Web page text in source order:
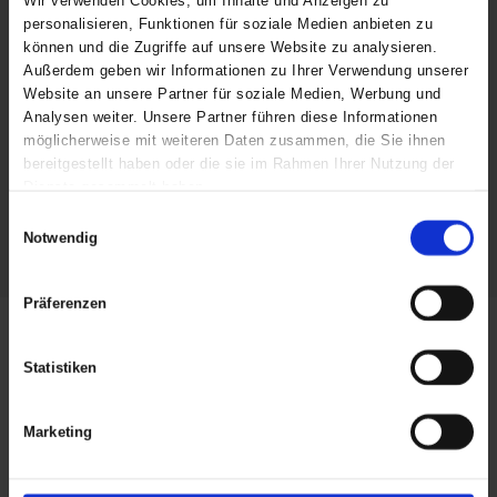
personalisieren, Funktionen für soziale Medien anbieten zu
können und die Zugriffe auf unsere Website zu analysieren.
Außerdem geben wir Informationen zu Ihrer Verwendung unserer
Website an unsere Partner für soziale Medien, Werbung und
Analysen weiter. Unsere Partner führen diese Informationen
möglicherweise mit weiteren Daten zusammen, die Sie ihnen
bereitgestellt haben oder die sie im Rahmen Ihrer Nutzung der
Notwendig
Präferenzen
Statistiken
Marketing
Flexibilität, Komfort und maximalen Schutz in einem
stilvollen Design.
Versteckte Kapuze mit
Kordelzug
Druckknopf am Ärmel
Druckknöpfen
Extra Verschweißung an
anfälligen Stellen
Spezifikationen
unter dem